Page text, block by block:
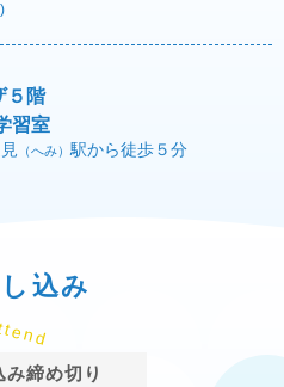
５階
習室
（へみ）駅から徒歩５分
込み
み締め切り